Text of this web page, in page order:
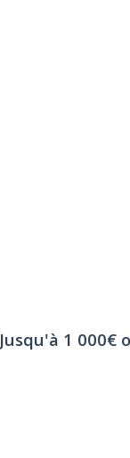
Jusqu'à 1 000€